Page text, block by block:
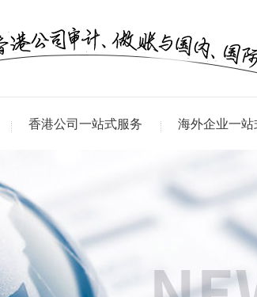
香港公司一站式服务 海外企业一